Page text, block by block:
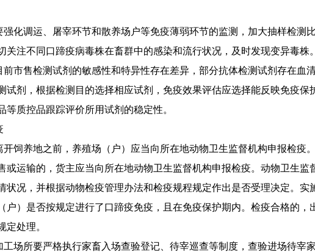
强化调运、屠宰环节和散养场户等免疫薄弱环节的监测，加大抽样检测
关注不同口蹄疫病毒株在畜群中的感染和流行状况，及时发现变异毒株。
前市售检测试剂的敏感性和特异性存在差异，部分抗体检测试剂存在血
试剂，根据检测目的选择相应试剂，免疫效果评估应选择能反映免疫保
质控品跟踪评价所用试剂的稳定性。
开饲养地之前，养殖场（户）应当向所在地动物卫生监督机构申报检疫
或运输的，货主应当向所在地动物卫生监督机构申报检疫。动物卫生监
状况，并根据动物检疫管理办法和检疫规程规定作出是否受理决定。实
户）是否按规定进行了口蹄疫免疫，且在免疫保护期内。检疫合格的，
定处理。
工场所要严格执行家畜入场查验登记、待宰巡查等制度，查验进场待宰